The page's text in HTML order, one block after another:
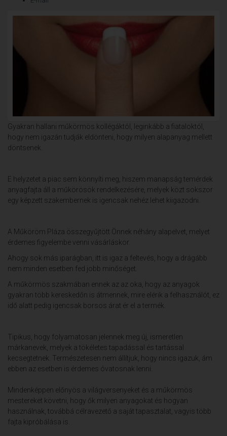
Gyakran hallani műkörmös kollégáktól, leginkább a fiataloktól,
hogy nem igazán tudják eldönteni, hogy milyen alapanyag mellett
döntsenek.
E helyzetet a piac sem könnyíti meg, hiszem manapság temérdek
anyagfajta áll a műkörösök rendelkezésére, melyek közt sokszor
egy képzett szakembernek is igencsak nehéz lehet kiigazodni.
A Műköröm Pláza összegyűjtött Önnek néhány alapelvet, melyet
érdemes figyelembe venni vásárláskor.
Ahogy sok más iparágban, itt is igaz a feltevés, hogy a drágább
nem minden esetben fed jobb minőséget.
A műkörmös szakmában ennek az az oka, hogy az anyagok
gyakran több kereskedőn is átmennek, mire elérik a felhasználót, ez
idő alatt pedig igencsak borsos árat ér el a termék.
Tipikus, hogy folyamatosan jelennek meg új, ismeretlen
márkanevek, melyek a tökéletes tapadással és tartással
kecsegtetnek. Természetesen nem állítjuk, hogy nincs igazuk, ám
ebben az esetben is érdemes óvatosnak lenni.
Mindenképpen előnyös a világversenyeket és a műkörmös
mestereket követni, hogy ők milyen anyagokat és hogyan
használnak, továbbá célravezető a saját tapasztalat, vagyis több
fajta kipróbálása is.